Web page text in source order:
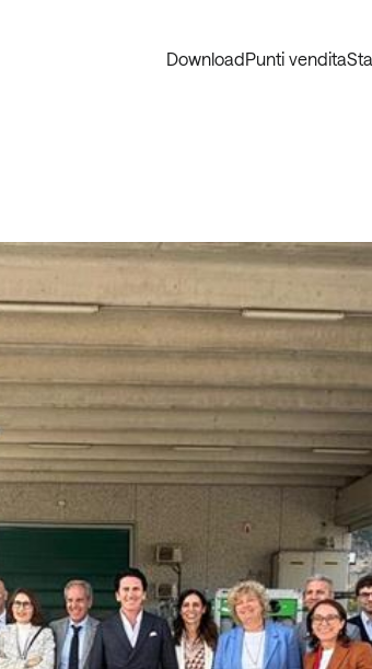
DownloadPunti vendita